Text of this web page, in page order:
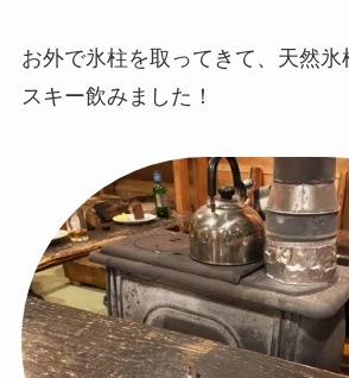
お外で氷柱を取ってきて、天然氷
スキー飲みました！